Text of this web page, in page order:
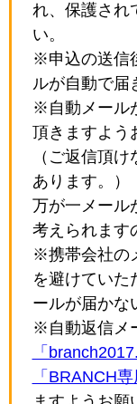
れ、保護され
い。
※申込の送信
ルが自動で届
※自動メール
頂きますよう
（ご返信頂
あります。）
万が一メール
考えられます
※携帯会社の
を避けていた
ールが届かな
※自動返信メ
「
「BRANCH専